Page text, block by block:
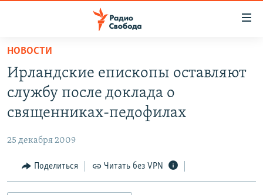
упрощенного
доступа
Вернуться
основному
Вернутся
ПОДКАСТЫ
АВТОРСКИЕ ПРОЕКТЫ
МНЕНИЯ
КУЛЬТУРА
НОВОСТИ
Ирландские епископы оставляют
службу после доклада о
священниках-педофилах
25 декабря 2009
Поделиться Читать без VPN